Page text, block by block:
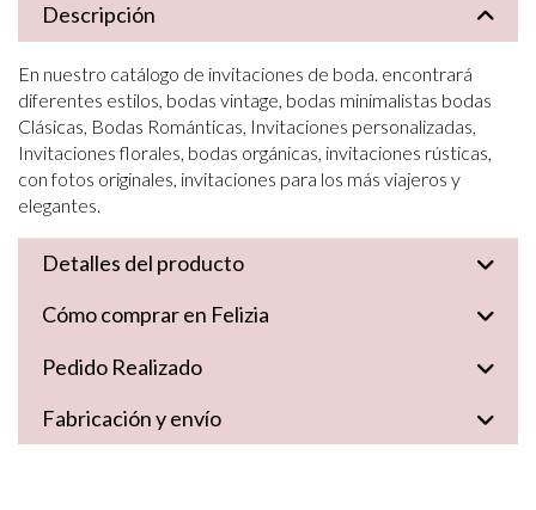
Descripción
En nuestro catálogo de invitaciones de boda. encontrará
diferentes estilos, bodas vintage, bodas minimalistas bodas
Clásicas, Bodas Románticas, Invitaciones personalizadas,
Invitaciones florales, bodas orgánicas, invitaciones rústicas,
con fotos originales, invitaciones para los más viajeros y
elegantes.
Detalles del producto
Cómo comprar en Felizia
Pedido Realizado
Fabricación y envío